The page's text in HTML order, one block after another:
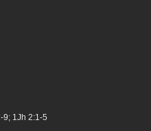
9; 1Jh 2:1-5